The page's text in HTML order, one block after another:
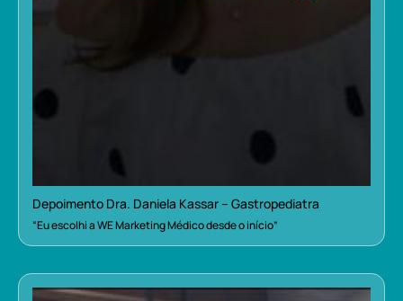
Depoimento Dra. Daniela Kassar – Gastropediatra
“Eu escolhi a WE Marketing Médico desde o início”